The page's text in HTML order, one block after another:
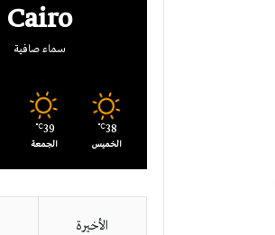
Cairo
سماء صافية
38
℃
الخميس
39
℃
الجمعة
الأخيرة